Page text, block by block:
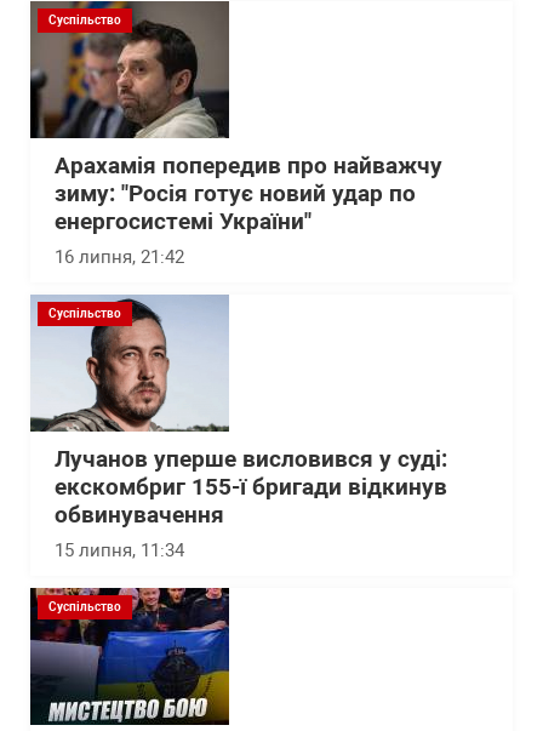
Суспільство
Арахамія попередив про найважчу
зиму: "Росія готує новий удар по
енергосистемі України"
16 липня, 21:42
Суспільство
Лучанов уперше висловився у суді:
екскомбриг 155-ї бригади відкинув
обвинувачення
15 липня, 11:34
Суспільство